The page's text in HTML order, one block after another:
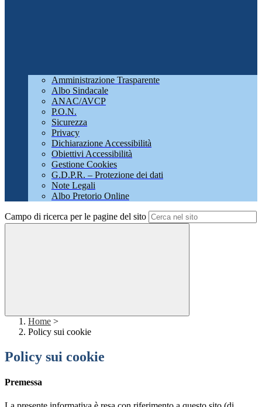
Amministrazione Trasparente
Albo Sindacale
ANAC/AVCP
P.O.N.
Sicurezza
Privacy
Dichiarazione Accessibilità
Obiettivi Accessibilità
Gestione Cookies
G.D.P.R. – Protezione dei dati
Note Legali
Albo Pretorio Online
Campo di ricerca per le pagine del sito
Home >
Policy sui cookie
Policy sui cookie
Premessa